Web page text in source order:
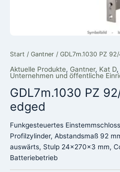
Start / Gantner / GDL7m.1030 PZ
Aktuelle Produkte, Gantner, Kat D,
Unternehmen und öffentliche
GDL7m.1030 PZ
edged
Funkgesteuertes
Profilzylinder, Abstandsmaß 92
auswärts, Stulp 24x270x3 mm,
Batteriebetrieb